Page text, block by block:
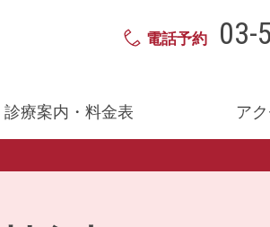
電話予約 03-
診療案内・料金表 ア